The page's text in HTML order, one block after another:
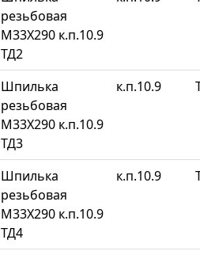
резьбовая
М33Х290 к.п.10.9
ТД2
Шпилька
резьбовая
М33Х290 к.п.10.9
ТД3
к.п.10.9
Шпилька
резьбовая
М33Х290 к.п.10.9
ТД4
к.п.10.9